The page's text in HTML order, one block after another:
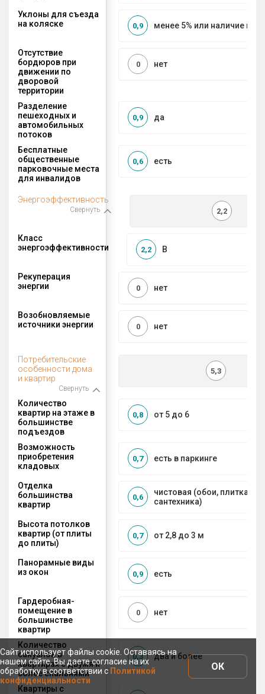
Уклоны для съезда
на коляске
менее 5% или наличие
0,9
Отсутствие
бордюров при
движении по
дворовой
территории
нет
0
Разделение
пешеходных и
автомобильных
потоков
да
0,9
Бесплатные
общественные
парковочные места
для инвалидов
есть
0,6
Энергоэффективность
Свернуть 2,2
Класс
энергоэффективности
B
2,2
Рекуперация
энергии
нет
0
Возобновляемые
источники энергии
нет
0
Потребительские
особенности дома
и квартир
Свернуть
5,3
Количество
квартир на этаже в
большинстве
подъездов
от 5 до 6
0,8
Возможность
приобретения
кладовых
есть в паркинге
0,7
Отделка
большинства
квартир
чистовая (обои, плитка,
сантехника)
0,6
Высота потолков
квартир (от плиты
до плиты)
от 2,8 до 3 м
0,7
Панорамные виды
из окон
есть
0,9
Гардеробная-
помещение в
большинстве
квартир
нет
0
Количество
санузлов в
квартирах с двумя и
более спальнями
два и более
0,3
Квартиры с
Сайт использует файлы cookie. Оставаясь на
нашем сайте, Вы даете согласие на их
обработку в соответствии с Политикой
конфиденциальности
ОК